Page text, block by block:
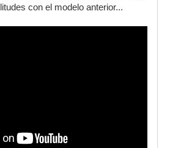
con el modelo anterior...